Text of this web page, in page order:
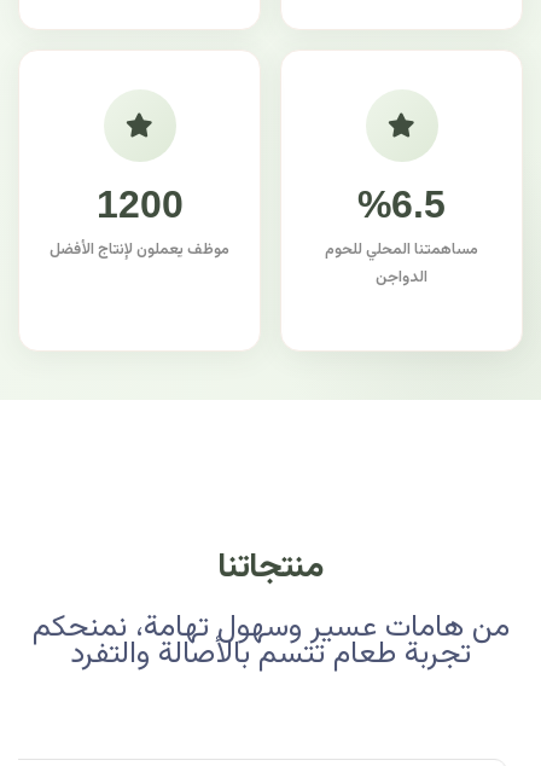
%6.5
مساهمتنا المحلي للحوم
الدواجن
1200
موظف يعملون لإنتاج الأفضل
منتجاتنا
من هامات عسير وسهول تهامة، نمنحكم
تجربة طعام تتسم بالأصالة والتفرد